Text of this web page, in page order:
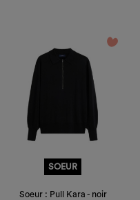
favorite_border
SOEUR
Soeur : Pull Kara - noir